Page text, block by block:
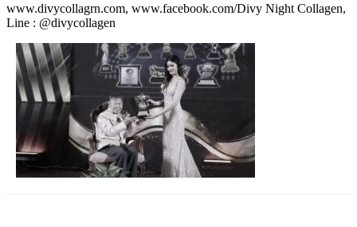
www.divycollagrn.com, www.facebook.com/Divy Night Collagen,
Line : @divycollagen